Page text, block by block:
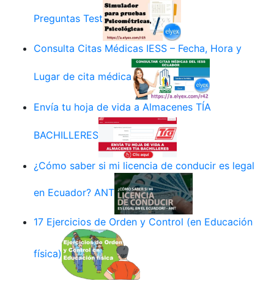
Preguntas Test
Consulta Citas Médicas IESS – Fecha, Hora y
Lugar de cita médica
Envía tu hoja de vida a Almacenes TÍA
BACHILLERES
¿Cómo saber si mi licencia de conducir es legal
en Ecuador? ANT
17 Ejercicios de Orden y Control (en Educación
física)